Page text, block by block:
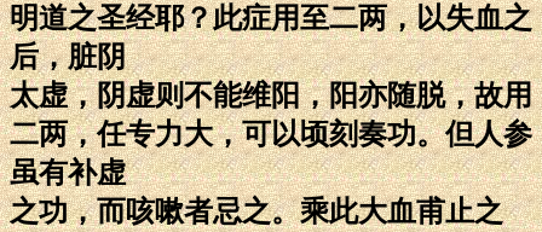
明道之圣经耶？此症用至二两，以失血之
后，脏阴
太虚，阴虚则不能维阳，阳亦随脱，故用
二两，任专力大，可以顷刻奏功。但人参
虽有补虚
之功，而咳嗽者忌之。乘此大血甫止之